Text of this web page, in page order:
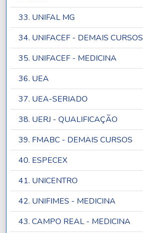
33. UNIFAL MG
34. UNIFACEF - DEMAIS CURSOS
35. UNIFACEF - MEDICINA
36. UEA
37. UEA-SERIADO
38. UERJ - QUALIFICAÇÃO
39. FMABC - DEMAIS CURSOS
40. ESPECEX
41. UNICENTRO
42. UNIFIMES - MEDICINA
43. CAMPO REAL - MEDICINA